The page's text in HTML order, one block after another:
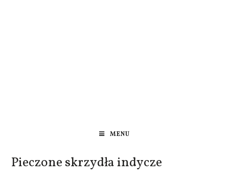
MENU
Pieczone skrzydła indycze